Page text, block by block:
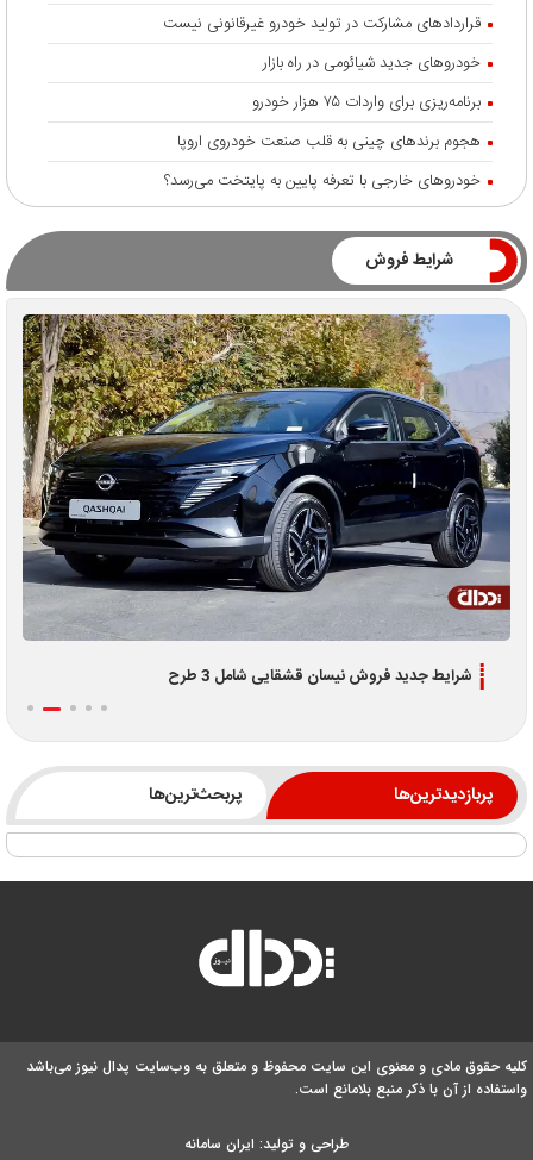
قراردادهای مشارکت در تولید خودرو غیرقانونی نیست
خودروهای جدید شیائومی در راه بازار
برنامه‌ریزی برای واردات ۷۵ هزار خودرو
هجوم برندهای چینی به قلب صنعت خودروی اروپا
خودروهای خارجی با تعرفه پایین به پایتخت می‌رسد؟
شرایط فروش
شرایط فروش آئودی Q4 e-tron نادین خودرو با قیمت جدید
پربازدیدترین‌ها پربحث‌ترین‌ها
کلیه حقوق مادی و معنوی این سایت محفوظ و متعلق به وب‌سایت پدال نیوز می‌باشد
واستفاده از آن با ذکر منبع بلامانع است.
طراحی و تولید: ایران سامانه